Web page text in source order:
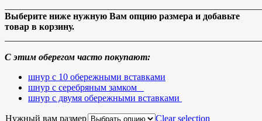
Выберите ниже нужную Вам опцию размера и добавьте
товар в корзину.
С этим оберегом часто покупают:
шнур с 10 обережными вставками
шнур с серебряным замком
шнур с двумя обережными вставками
Нужный вам размер Clear selection